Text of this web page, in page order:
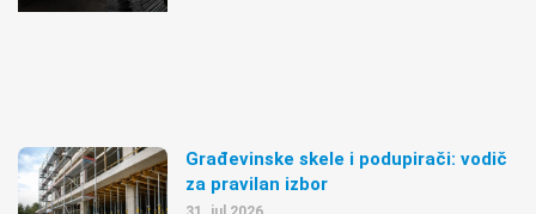
Građevinske skele i podupirači: vodič
za pravilan izbor